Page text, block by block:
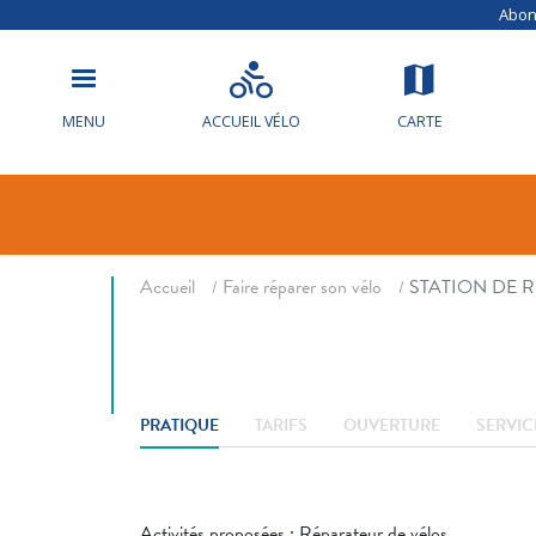
MENU ACCUEIL VÉLO CARTE
STATION
GONFLAGE
Accueil Faire réparer son vélo STATION DE
PRATIQUE TARIFS OUVERTURE